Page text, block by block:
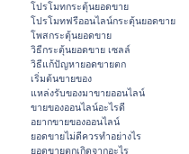
โปรโมทกระตุ้นยอดขาย
โปรโมทฟรีออนไลน์กระตุ้นยอดขาย
โพสกระตุ้นยอดขาย
วิธีกระตุ้นยอดขาย เซลล์
วิธีแก้ปัญหายอดขายตก
เริ่มต้นขายของ
แหล่งรับของมาขายออนไลน์
ขายของออนไลน์อะไรดี
อยากขายของออนไลน์
ยอดขายไม่ดีควรทำอย่างไร
ยอดขายตกเกิดจากอะไร